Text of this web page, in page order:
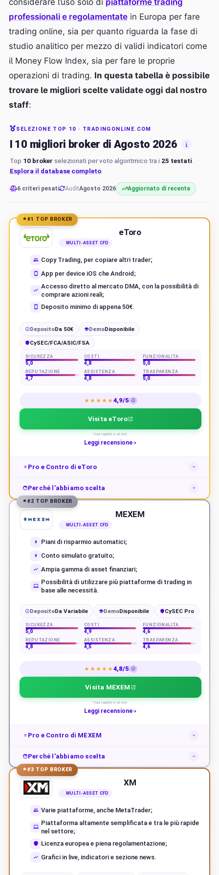
considerare l’uso solo di piattaforme trading
professionali e regolamentate in Europa per fare
trading online, sia per quanto riguarda la fase di
studio analitico per mezzo di validi indicatori come
il Money Flow Index, sia per fare le proprie
operazioni di trading. In questa tabella è possibile
trovare le migliori scelte validate oggi dal nostro
staff:
SELEZIONE TOP 10 · TRADINGONLINE.COM
I 10 migliori broker di Agosto 2026
Top 10 broker selezionati per voto algoritmico tra i 25 testati
Esplora il database completo
6 criteri pesati AuditAgosto 2026 Aggiornato di recente
#1 TOP BROKER
eToro
MULTI-ASSET CFD
Copy Trading, per copiare altri trader;
App per device iOS che Android;
Accesso diretto al mercato DMA, con la possibilità di
comprare azioni reali;
Deposito minimo di appena 50€.
€ DepositoDa 50€ DemoDisponibile
CySEC/FCA/ASIC/FSA
SICUREZZA
5,0
COSTI
4,8
FUNZIONALITÀ
5,0
REPUTAZIONE
4,7
ASSISTENZA
4,8
TRASPARENZA
5,0
★★★★★4,9/5
Visita eToro
Your capital is at risk.
Leggi recensione
Pro e Contro di eToro
Perché l'abbiamo scelta
#2 TOP BROKER
MEXEM
MULTI-ASSET CFD
Piani di risparmio automatici;
Conto simulato gratuito;
Ampia gamma di asset finanziari;
Possibilità di utilizzare più piattaforme di trading in
base alle necessità.
€ DepositoDa Variabile DemoDisponibile CySEC Pro
SICUREZZA
5,0
COSTI
4,9
FUNZIONALITÀ
4,6
REPUTAZIONE
4,8
ASSISTENZA
4,5
TRASPARENZA
4,6
★★★★★4,8/5
Visita MEXEM
Your capital is at risk.
Leggi recensione
Pro e Contro di MEXEM
Perché l'abbiamo scelta
#3 TOP BROKER
XM
MULTI-ASSET CFD
Varie piattaforme, anche MetaTrader;
Piattaforma altamente semplificata e tra le più rapide
nel settore;
Licenza europea e piena regolamentazione;
Grafici in live, indicatori e sezione news.